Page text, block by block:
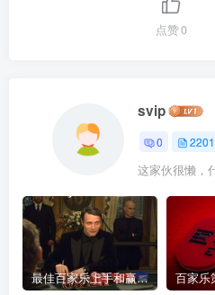
点赞0
svip
0 2201
这家伙很懒，
最佳百家乐上手和赢钱指南 – 终极版